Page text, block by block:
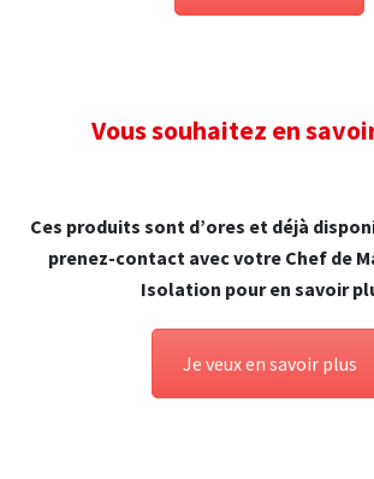
Vous souhaitez en
Ces produits sont d’ores et déjà
prenez-contact avec votre Chef de
Isolation pour en savoir
Je veux en savoir plus